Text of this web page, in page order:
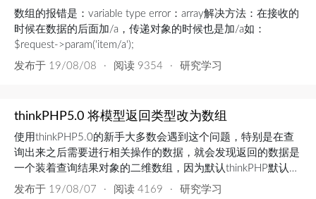
数组的报错是：variable type error：array解决方法：在接收的
时候在数据的后面加/a，传递对象的时候也是加/a如：
$request->param('item/a');
发布于 19/08/08 · 阅读 9354 · 研究学习
thinkPHP5.0 将模型返回类型改为数组
使用thinkPHP5.0的新手大多数会遇到这个问题，特别是在查
询出来之后需要进行相关操作的数据，就会发现返回的数据是
一个装着查询结果对象的二维数组，因为默认thinkPHP默认的
返回类型是array,如果直接toArray()是肯定会报错的。解决方
发布于 19/08/07 · 阅读 4169 · 研究学习